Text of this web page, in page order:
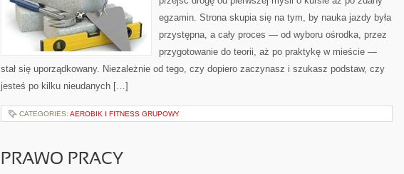
egzamin. Strona skupia się na tym, by nauka jazdy była
przystępna, a cały proces — od wyboru ośrodka, przez
przygotowanie do teorii, aż po praktykę w mieście —
stał się uporządkowany. Niezależnie od tego, czy dopiero zaczynasz i szukasz podstaw, czy
jesteś po kilku nieudanych […]
CATEGORIES: AEROBIK I FITNESS GRUPOWY
PRAWO PRACY